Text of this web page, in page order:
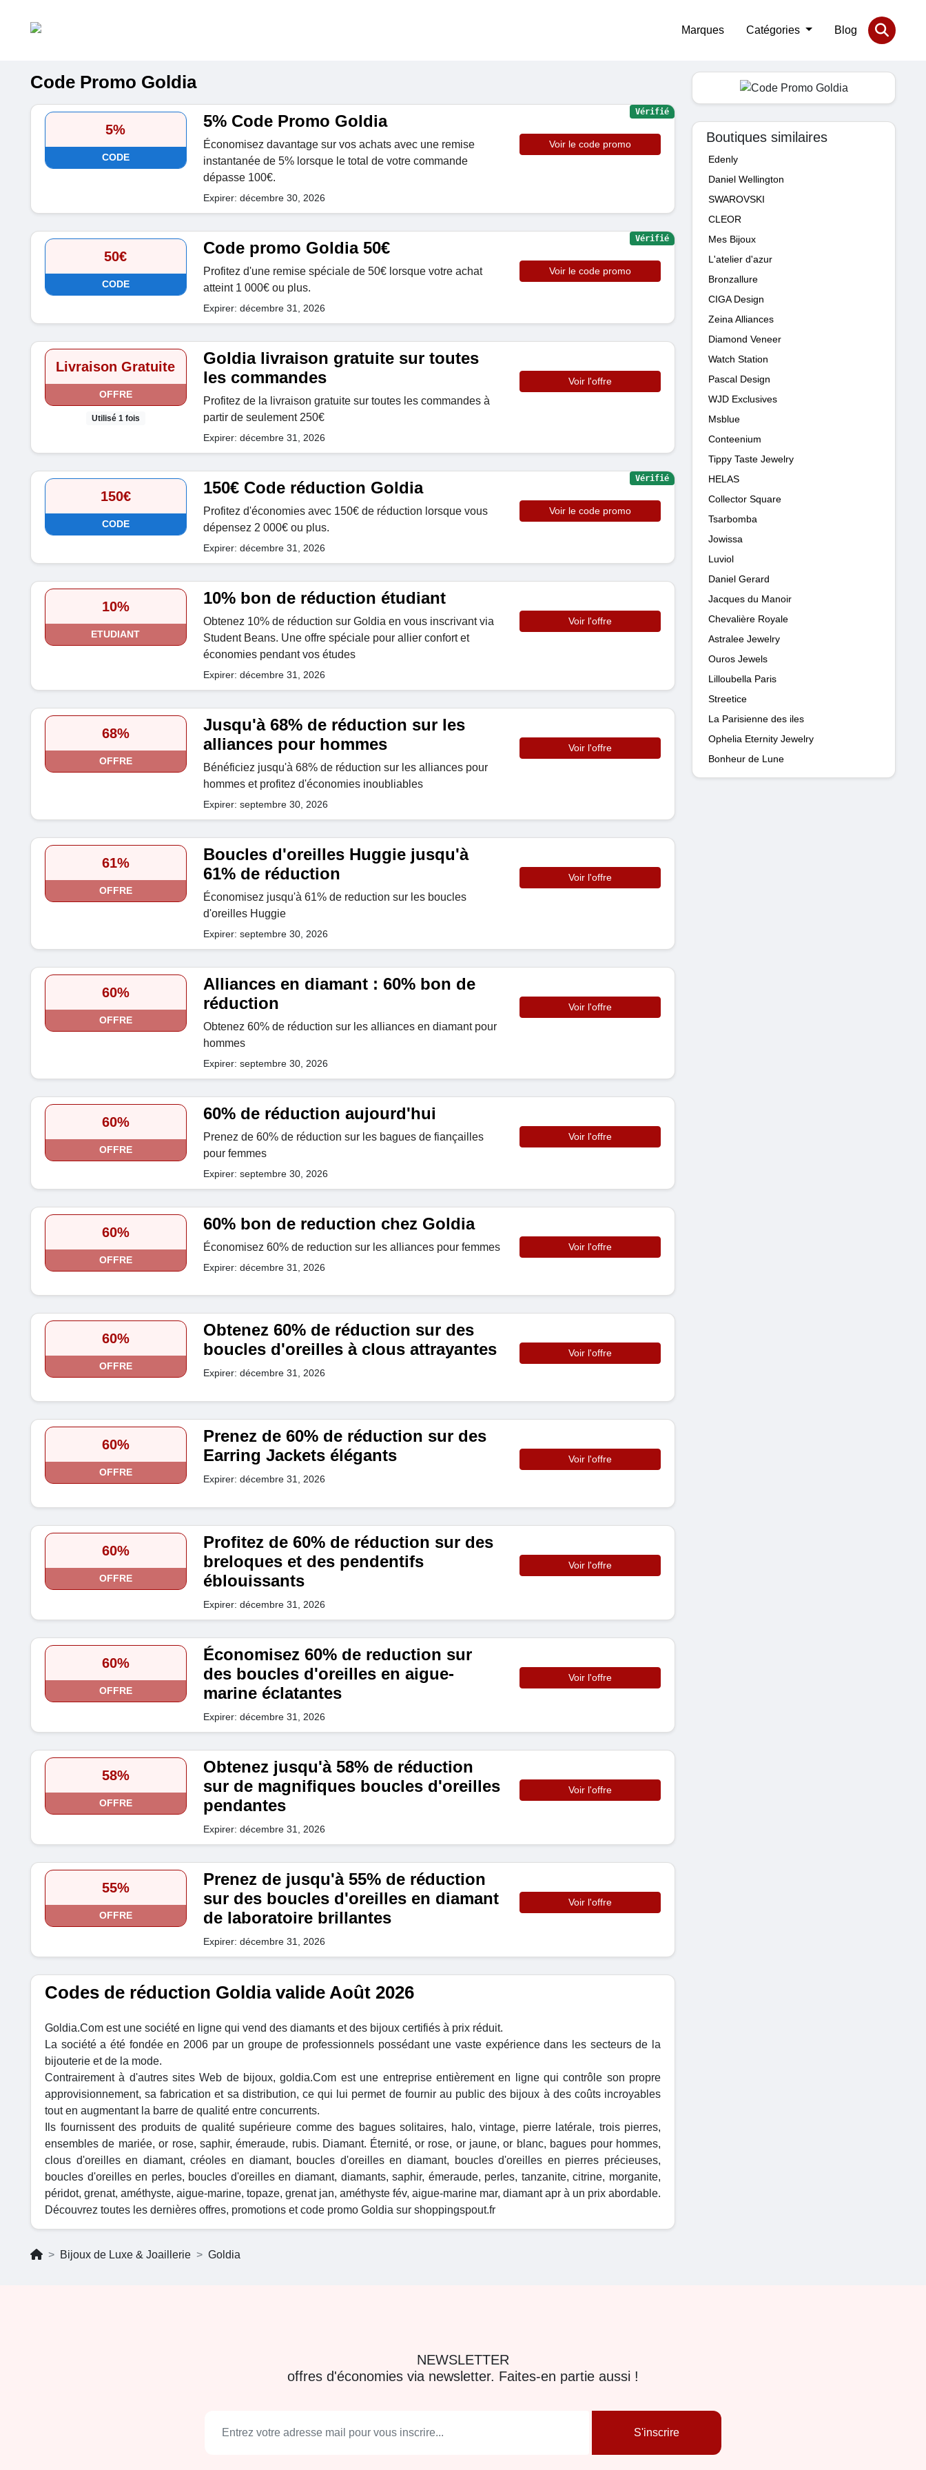
Marques Catégories Blog
Code Promo Goldia
5%
CODE
5% Code Promo Goldia
Économisez davantage sur vos achats avec une remise
instantanée de 5% lorsque le total de votre commande
dépasse 100€.
Expirer: décembre 30, 2026
Voir le code promo
Vérifié
50€
CODE
Code promo Goldia 50€
Profitez d'une remise spéciale de 50€ lorsque votre achat
atteint 1 000€ ou plus.
Expirer: décembre 31, 2026
Voir le code promo
Vérifié
Livraison Gratuite
OFFRE
Utilisé 1 fois
Goldia livraison gratuite sur toutes
les commandes
Profitez de la livraison gratuite sur toutes les commandes à
partir de seulement 250€
Expirer: décembre 31, 2026
Voir l'offre
150€
CODE
150€ Code réduction Goldia
Profitez d'économies avec 150€ de réduction lorsque vous
dépensez 2 000€ ou plus.
Expirer: décembre 31, 2026
Voir le code promo
Vérifié
10%
ETUDIANT
10% bon de réduction étudiant
Obtenez 10% de réduction sur Goldia en vous inscrivant via
Student Beans. Une offre spéciale pour allier confort et
économies pendant vos études
Expirer: décembre 31, 2026
Voir l'offre
68%
OFFRE
Jusqu'à 68% de réduction sur les
alliances pour hommes
Bénéficiez jusqu'à 68% de réduction sur les alliances pour
hommes et profitez d'économies inoubliables
Expirer: septembre 30, 2026
Voir l'offre
61%
OFFRE
Boucles d'oreilles Huggie jusqu'à
61% de réduction
Économisez jusqu'à 61% de reduction sur les boucles
d'oreilles Huggie
Expirer: septembre 30, 2026
Voir l'offre
60%
OFFRE
Alliances en diamant : 60% bon de
réduction
Obtenez 60% de réduction sur les alliances en diamant pour
hommes
Expirer: septembre 30, 2026
Voir l'offre
60%
OFFRE
60% de réduction aujourd'hui
Prenez de 60% de réduction sur les bagues de fiançailles
pour femmes
Expirer: septembre 30, 2026
Voir l'offre
60%
OFFRE
60% bon de reduction chez Goldia
Économisez 60% de reduction sur les alliances pour femmes
Expirer: décembre 31, 2026
Voir l'offre
60%
OFFRE
Obtenez 60% de réduction sur des
boucles d'oreilles à clous attrayantes
Expirer: décembre 31, 2026
Voir l'offre
60%
OFFRE
Prenez de 60% de réduction sur des
Earring Jackets élégants
Expirer: décembre 31, 2026
Voir l'offre
60%
OFFRE
Profitez de 60% de réduction sur des
breloques et des pendentifs
éblouissants
Expirer: décembre 31, 2026
Voir l'offre
60%
OFFRE
Économisez 60% de reduction sur
des boucles d'oreilles en aigue-
marine éclatantes
Expirer: décembre 31, 2026
Voir l'offre
58%
OFFRE
Obtenez jusqu'à 58% de réduction
sur de magnifiques boucles d'oreilles
pendantes
Expirer: décembre 31, 2026
Voir l'offre
55%
OFFRE
Prenez de jusqu'à 55% de réduction
sur des boucles d'oreilles en diamant
de laboratoire brillantes
Expirer: décembre 31, 2026
Voir l'offre
Codes de réduction Goldia valide Août 2026
Goldia.Com est une société en ligne qui vend des diamants et des bijoux certifiés à prix réduit.
La société a été fondée en 2006 par un groupe de professionnels possédant une vaste expérience dans les secteurs de la
bijouterie et de la mode.
Contrairement à d'autres sites Web de bijoux, goldia.Com est une entreprise entièrement en ligne qui contrôle son propre
approvisionnement, sa fabrication et sa distribution, ce qui lui permet de fournir au public des bijoux à des coûts incroyables
tout en augmentant la barre de qualité entre concurrents.
Ils fournissent des produits de qualité supérieure comme des bagues solitaires, halo, vintage, pierre latérale, trois pierres,
ensembles de mariée, or rose, saphir, émeraude, rubis. Diamant. Éternité, or rose, or jaune, or blanc, bagues pour hommes,
clous d'oreilles en diamant, créoles en diamant, boucles d'oreilles en diamant, boucles d'oreilles en pierres précieuses,
boucles d'oreilles en perles, boucles d'oreilles en diamant, diamants, saphir, émeraude, perles, tanzanite, citrine, morganite,
péridot, grenat, améthyste, aigue-marine, topaze, grenat jan, améthyste fév, aigue-marine mar, diamant apr à un prix abordable.
Découvrez toutes les dernières offres, promotions et code promo Goldia sur shoppingspout.fr
Boutiques similaires
Edenly
Daniel Wellington
SWAROVSKI
CLEOR
Mes Bijoux
L'atelier d'azur
Bronzallure
CIGA Design
Zeina Alliances
Diamond Veneer
Watch Station
Pascal Design
WJD Exclusives
Msblue
Conteenium
Tippy Taste Jewelry
HELAS
Collector Square
Tsarbomba
Jowissa
Luviol
Daniel Gerard
Jacques du Manoir
Chevalière Royale
Astralee Jewelry
Ouros Jewels
Lilloubella Paris
Streetice
La Parisienne des iles
Ophelia Eternity Jewelry
Bonheur de Lune
Bijoux de Luxe & Joaillerie Goldia
NEWSLETTER
offres d'économies via newsletter. Faites-en partie aussi !
S'inscrire